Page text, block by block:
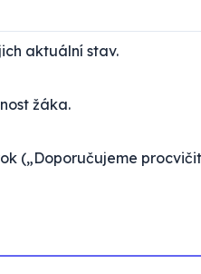
aktuální stav.
žáka.
(„Doporučujeme